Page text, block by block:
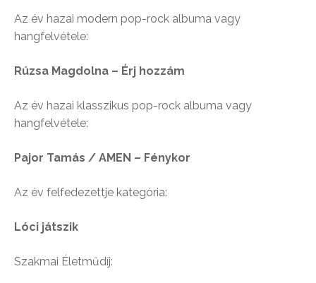
Az év hazai modern pop-rock albuma vagy
hangfelvétele:
Rúzsa Magdolna – Érj hozzám
Az év hazai klasszikus pop-rock albuma vagy
hangfelvétele:
Pajor Tamás / AMEN – Fénykor
Az év felfedezettje kategória:
Lóci játszik
Szakmai Életműdíj: